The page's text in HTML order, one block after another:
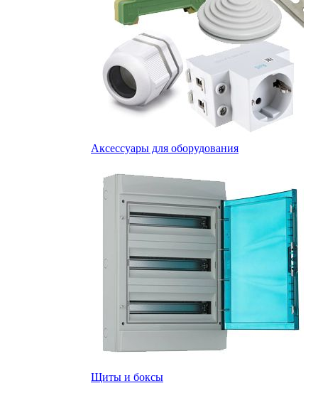
Аксессуары для оборудования
Щиты и боксы